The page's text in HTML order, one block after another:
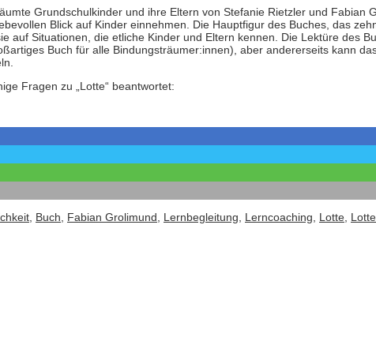
Grundschulkinder und ihre Eltern von Stefanie Rietzler und Fabian
Blick auf Kinder einnehmen. Die Hauptfigur des Buches, das
auf Situationen, die etliche Kinder und Eltern kennen. Die Lektüre des
Buch für alle Bindungsträumer:innen), aber andererseits kann
Fragen zu „Lotte“ beantwortet:
, Buch, Fabian Grolimund, Lernbegleitung, Lerncoaching, Lotte,